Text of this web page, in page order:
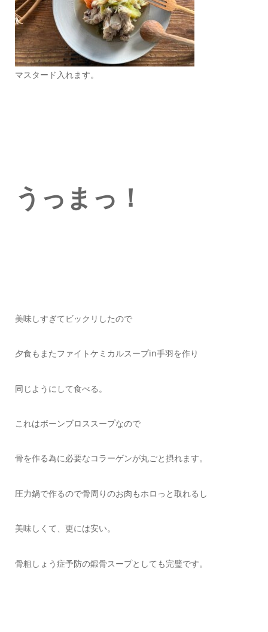
マスタード入れます。
うっまっ！
美味しすぎてビックリしたので
夕食もまたファイトケミカルスープin手羽を作り
同じようにして食べる。
これはボーンブロススープなので
骨を作る為に必要なコラーゲンが丸ごと摂れます。
圧力鍋で作るので骨周りのお肉もホロっと取れるし
美味しくて、更には安い。
骨粗しょう症予防の鍛骨スープとしても完璧です。